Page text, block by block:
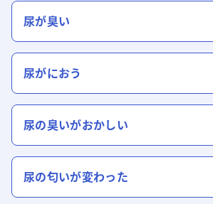
尿が臭い
尿がにおう
尿の臭いがおかしい
尿の匂いが変わった